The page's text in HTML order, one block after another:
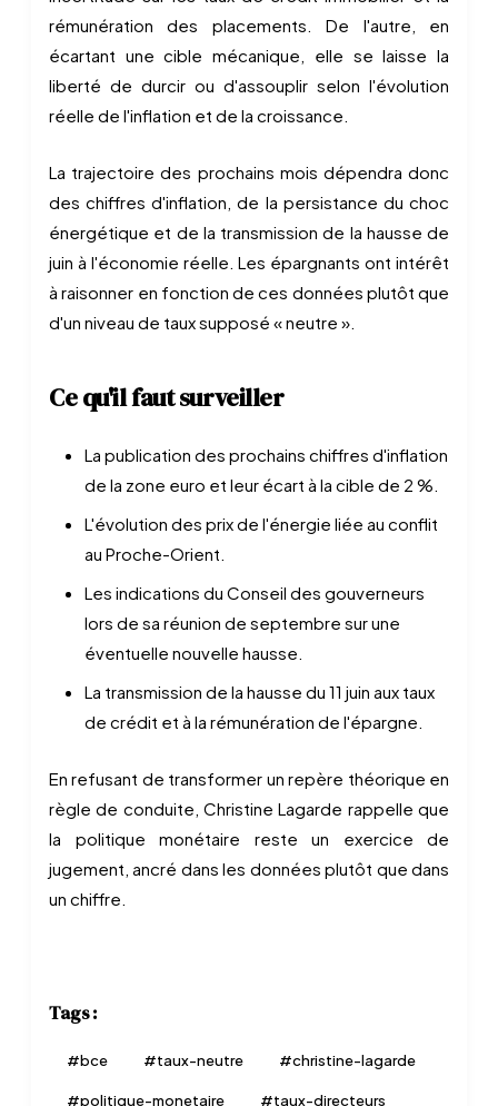
rémunération des placements. De l'autre, en
écartant une cible mécanique, elle se laisse la
liberté de durcir ou d'assouplir selon l'évolution
réelle de l'inflation et de la croissance.
La trajectoire des prochains mois dépendra donc
des chiffres d'inflation, de la persistance du choc
énergétique et de la transmission de la hausse de
juin à l'économie réelle. Les épargnants ont intérêt
à raisonner en fonction de ces données plutôt que
d'un niveau de taux supposé « neutre ».
Ce qu'il faut surveiller
La publication des prochains chiffres d'inflation
de la zone euro et leur écart à la cible de 2 %.
L'évolution des prix de l'énergie liée au conflit
au Proche-Orient.
Les indications du Conseil des gouverneurs
lors de sa réunion de septembre sur une
éventuelle nouvelle hausse.
La transmission de la hausse du 11 juin aux taux
de crédit et à la rémunération de l'épargne.
En refusant de transformer un repère théorique en
règle de conduite, Christine Lagarde rappelle que
la politique monétaire reste un exercice de
jugement, ancré dans les données plutôt que dans
un chiffre.
Tags :
#bce #taux-neutre #christine-lagarde
#politique-monetaire #taux-directeurs